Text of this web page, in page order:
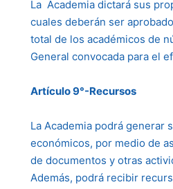
La Academia dictará sus
cuales deberán ser
total de los académicos de
General convocada para el
Artículo 9°-Recursos
La Academia podrá generar
económicos, por medio de
de documentos y otras
Además, podrá recibir